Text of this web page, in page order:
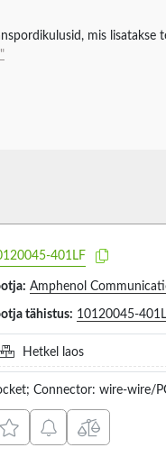
mis lisatakse
401LF
Amphenol
tähistus: 10120045-
Hetkel laos
Connector: wire-wire/